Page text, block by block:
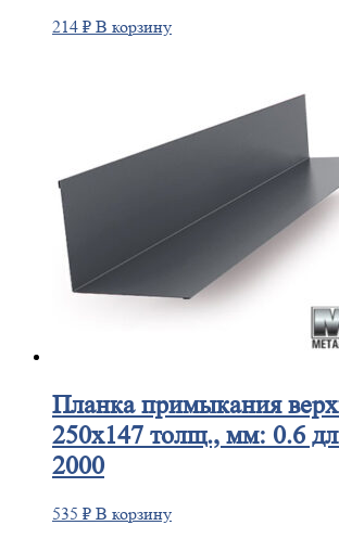
214 ₽ В корзину
Планкапримыкания
250х147 толщ., мм: 0.6
2000
535 ₽ В корзину